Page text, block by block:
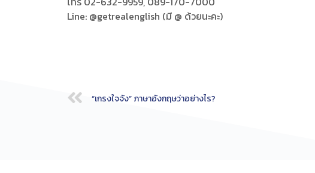
Line: @getrealenglish (มี @ ด้วยนะคะ)
“เกรงใจจัง” ภาษาอังกฤษว่าอย่างไร?